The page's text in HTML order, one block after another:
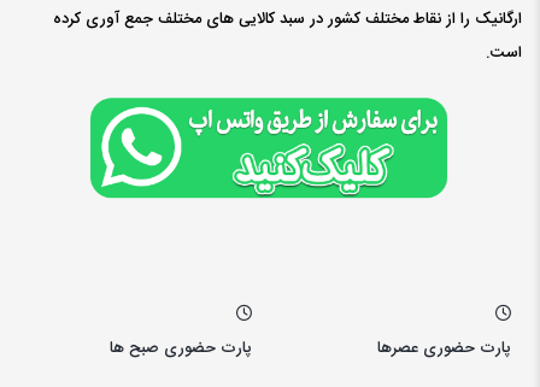
ارگانیک را از نقاط مختلف کشور در سبد کالایی های مختلف جمع آوری کرده
است.
پارت حضوری صبح ها
پارت حضوری عصرها